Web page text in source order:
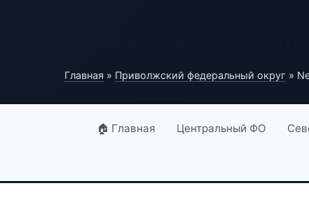
Главная » Приволжский федеральный округ »
🏠 Главная Центральный ФО